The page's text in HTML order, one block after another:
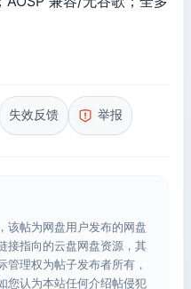
失效反馈 举报
该帖为网盘用户发布的网盘
接指向的云盘网盘资源，其
管理权为帖子发布者所有，
您认为本站任何介绍帖侵犯